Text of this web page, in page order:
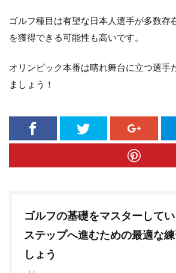
ゴルフ種目は有望な日本人選手が多数存
を獲得できる可能性も高いです。
オリンピック本番は晴れ舞台に立つ選手
ましょう！
ゴルフの基礎をマスターして
ステップへ進むための最適な
しょう